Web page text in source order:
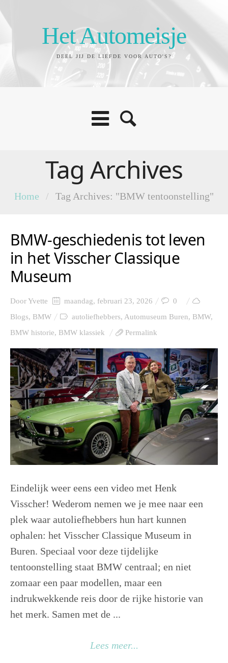
Het Automeisje
DEEL JIJ DE LIEFDE VOOR AUTO'S?
Tag Archives
Home / Tag Archives: "BMW tentoonstelling"
BMW-geschiedenis tot leven
in het Visscher Classique
Museum
DoorYvette maandag, februari 23, 2026
0
Blogs, BMW autoliefhebbers, Automuseum Buren, BMW,
BMW historie, BMW klassiek Permalink
Eindelijk weer eens een video met Henk
Visscher! Wederom nemen we je mee naar een
plek waar autoliefhebbers hun hart kunnen
ophalen: het Visscher Classique Museum in
Buren. Speciaal voor deze tijdelijke
tentoonstelling staat BMW centraal; en niet
zomaar een paar modellen, maar een
indrukwekkende reis door de rijke historie van
het merk. Samen met de ...
Lees meer...